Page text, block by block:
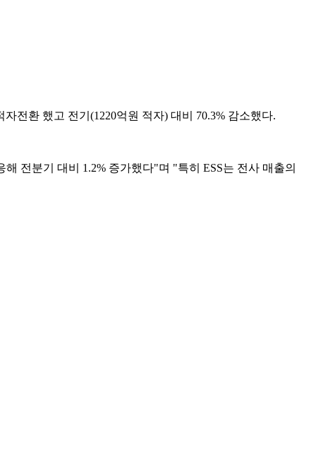
전환 했고 전기(1220억원 적자) 대비 70.3% 감소했다.
전분기 대비 1.2% 증가했다"며 "특히 ESS는 전사 매출의